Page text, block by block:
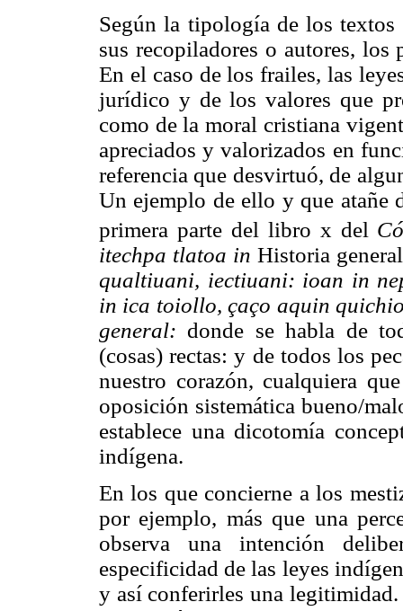
Según la tipología de los
sus recopiladores o autores, los
En el caso de los frailes, las
jurídico y de los valores que
como de la moral cristiana
apreciados y valorizados en
referencia que desvirtuó, de
Un ejemplo de ello y que atañe
primera parte del libro x del
itechpa tlatoa in Historia
qualtiuani, iectiuani: ioan in
in ica toiollo, çaço aquin
general: donde se habla de
(cosas) rectas: y de todos los
nuestro corazón, cualquiera
oposición sistemática bueno/
establece una dicotomía
indígena.
En los que concierne a los
por ejemplo, más que una
observa una intención
especificidad de las leyes
y así conferirles una